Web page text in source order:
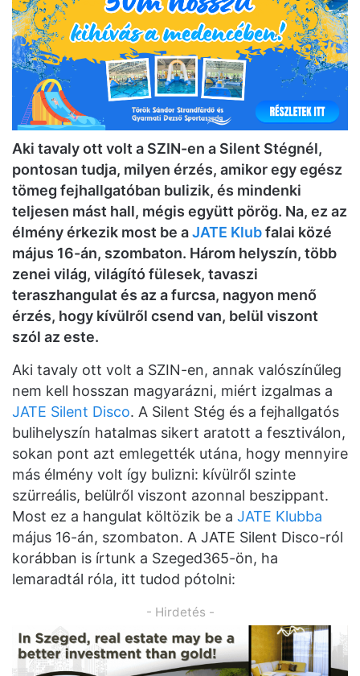
Aki tavaly ott volt a SZIN-en a Silent Stégnél,
pontosan tudja, milyen érzés, amikor egy egész
tömeg fejhallgatóban bulizik, és mindenki
teljesen mást hall, mégis együtt pörög. Na, ez az
élmény érkezik most be aJATE Klubfalai közé
május 16-án, szombaton. Három helyszín, több
zenei világ, világító fülesek, tavaszi
teraszhangulat és az a furcsa, nagyon menő
érzés, hogy kívülről csend van, belül viszont
szól az este.
Aki tavaly ott volt a SZIN-en, annak valószínűleg
nem kell hosszan magyarázni, miért izgalmas a
JATE Silent Disco. A Silent Stég és a fejhallgatós
bulihelyszín hatalmas sikert aratott a fesztiválon,
sokan pont azt emlegették utána, hogy mennyire
más élmény volt így bulizni: kívülről szinte
szürreális, belülről viszont azonnal beszippant.
Most ez a hangulat költözik be a JATE Klubba
május 16-án, szombaton. A JATE Silent Disco-ról
korábban is írtunk a Szeged365-ön, ha
lemaradtál róla, itt tudod pótolni:
- Hirdetés -